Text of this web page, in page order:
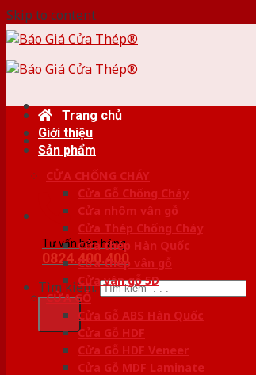
Skip to content
Tư vấn bán hàng
0824.400.400
Tìm kiếm:
Trang chủ
Giới thiệu
Sản phẩm
CỬA CHỐNG CHÁY
Cửa Gỗ Chống Cháy
Cửa nhôm vân gỗ
Cửa Thép Chống Cháy
Cửa thép Hàn Quốc
Cửa thép vân gỗ
Cửa vân gỗ 5D
CỬA GỖ
Cửa Gỗ ABS Hàn Quốc
Cửa Gỗ HDF
Cửa Gỗ HDF Veneer
Cửa Gỗ MDF Laminate